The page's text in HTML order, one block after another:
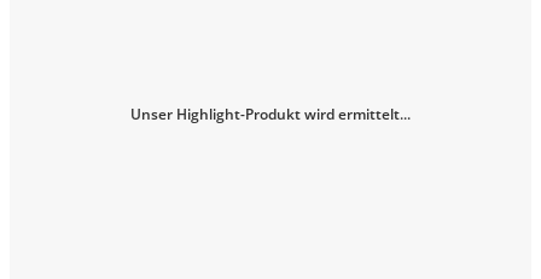
Unser Highlight-Produkt wird ermittelt...